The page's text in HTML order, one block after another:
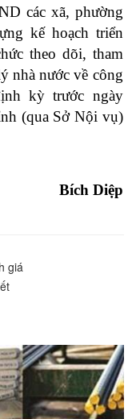
các xã, phường
kế hoạch triển
theo dõi, tham
nhà nước về công
ịnh kỳ trước ngày
(qua Sở Nội vụ)
Bích Diệp
giá